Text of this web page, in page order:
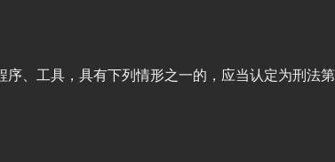
、工具，具有下列情形之一的，应当认定为刑法第